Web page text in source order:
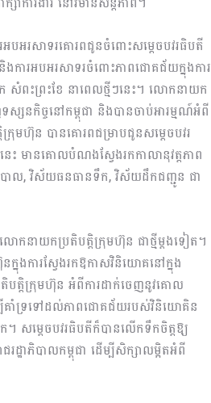
រហ័ស
បអរសាទរគោរពជូនចំពោះសម្ដេចបវរធិបតី
និងការអបអរសាទរចំពោះភាពជោគជ័យក្នុងការ
សំពះព្រះខែ នាពេលថ្មីៗនេះ។ លោកនាយក
សនកិច្ចនៅកម្ពុជា និងបានចាប់អារម្មណ៍អំពី
មហ៊ុន បានគោរពជម្រាបជូនសម្ដេចបវរ
ះ មានគោលបំណងស្វែងរកកាលានុវត្តភាព
បាល, វិស័យធនធានទឹក, វិស័យដឹកជញ្ជូន ជា
ោកនាយកប្រតិបត្តិក្រុមហ៊ុន ជាថ្មីម្ដងទៀត។
នុងការស្វែងរកឱកាសវិនិយោគនៅក្នុង
បត្តិក្រុមហ៊ុន អំពីការដាក់ចេញនូវគោល
ម្បីគាំទ្រទៅដល់ភាពជោគជ័យរបស់វិនិយោគិន
សម្ដេចបវរធិបតីក៏បានលើកទឹកចិត្តឱ្យ
ឋាភិបាលកម្ពុជា ដើម្បីសិក្សាលម្អិតអំពី